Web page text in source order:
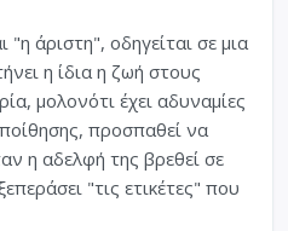
"η άριστη", οδηγείται σε μια
η ίδια η ζωή στους
μολονότι έχει αδυναμίες
προσπαθεί να
η αδελφή της βρεθεί σε
"τις ετικέτες" που